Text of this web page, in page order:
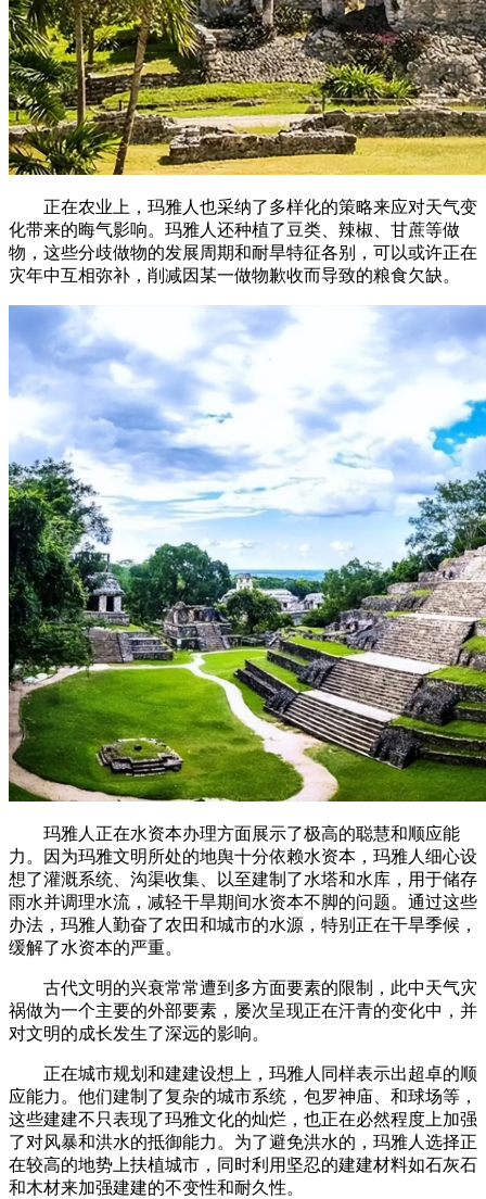
正在农业上，玛雅人也采纳了多样化的策略来应对天气变
化带来的晦气影响。玛雅人还种植了豆类、辣椒、甘蔗等做
物，这些分歧做物的发展周期和耐旱特征各别，可以或许正在
灾年中互相弥补，削减因某一做物歉收而导致的粮食欠缺。
玛雅人正在水资本办理方面展示了极高的聪慧和顺应能
力。因为玛雅文明所处的地舆十分依赖水资本，玛雅人细心设
想了灌溉系统、沟渠收集、以至建制了水塔和水库，用于储存
雨水并调理水流，减轻干旱期间水资本不脚的问题。通过这些
办法，玛雅人勤奋了农田和城市的水源，特别正在干旱季候，
缓解了水资本的严重。
古代文明的兴衰常常遭到多方面要素的限制，此中天气灾
祸做为一个主要的外部要素，屡次呈现正在汗青的变化中，并
对文明的成长发生了深远的影响。
正在城市规划和建建设想上，玛雅人同样表示出超卓的顺
应能力。他们建制了复杂的城市系统，包罗神庙、和球场等，
这些建建不只表现了玛雅文化的灿烂，也正在必然程度上加强
了对风暴和洪水的抵御能力。为了避免洪水的，玛雅人选择正
在较高的地势上扶植城市，同时利用坚忍的建建材料如石灰石
和木材来加强建建的不变性和耐久性。